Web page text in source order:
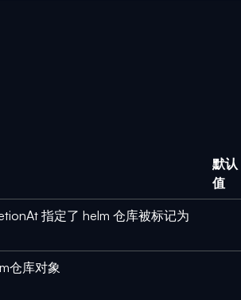
默认
值
指定了 helm 仓库被标记为
仓库对象